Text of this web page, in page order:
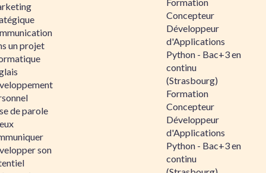
un projet
de parole
son
Concepteur
Développeur
d'Applications
Python - Bac+3 en
continu
(Strasbourg)
Formation
Concepteur
Développeur
d'Applications
Python - Bac+3 en
continu